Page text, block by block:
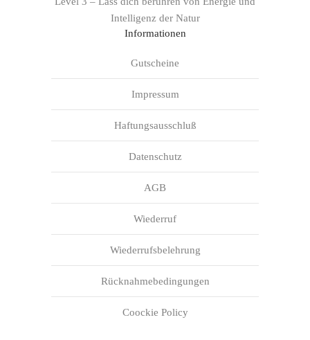
Intelligenz der Natur
Informationen
Gutscheine
Impressum
Haftungsausschluß
Datenschutz
AGB
Wiederruf
Wiederrufsbelehrung
Rücknahmebedingungen
Coockie Policy